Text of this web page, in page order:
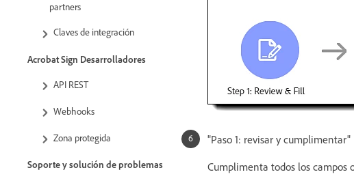
partners
Claves de integración
Acrobat Sign Desarrolladores
API REST
Webhooks
Zona protegida
Soporte y solución de problemas
"Paso 1: revisar y cumplimentar"
Cumplimenta todos los campos